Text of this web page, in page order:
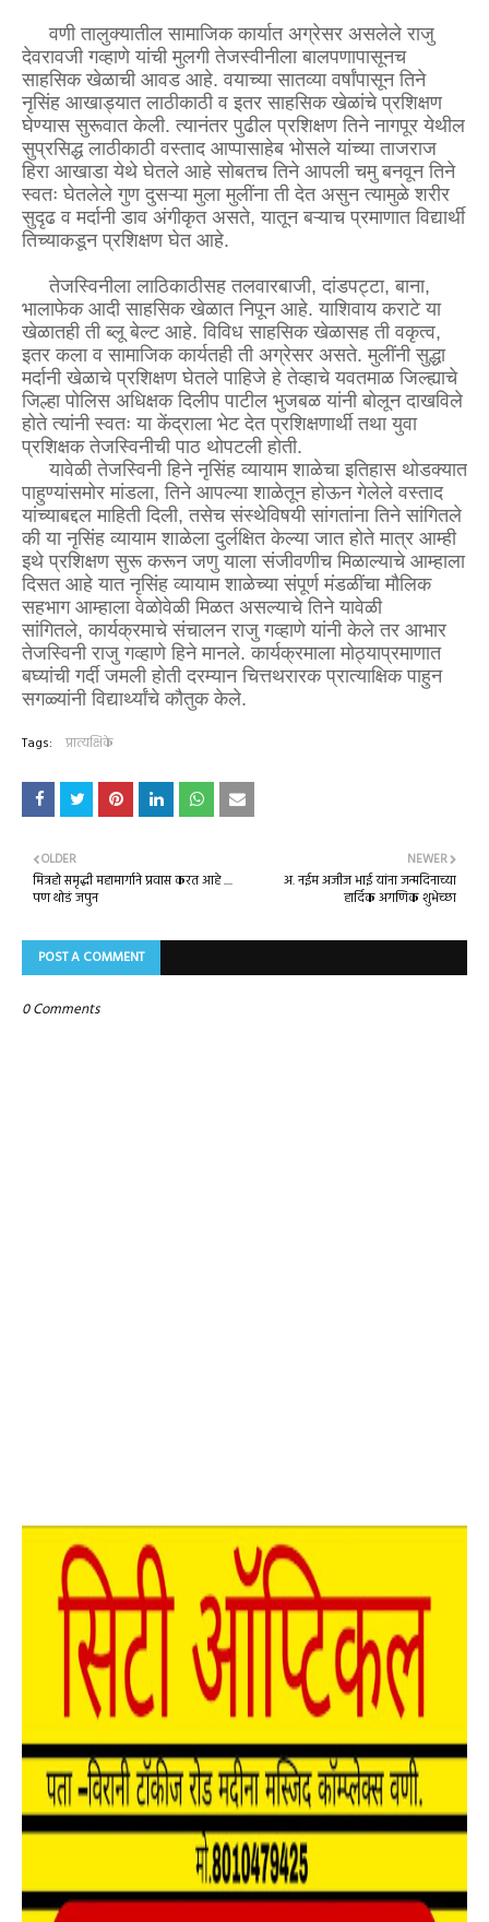
वणी तालुक्यातील सामाजिक कार्यात अग्रेसर असलेले राजु
देवरावजी गव्हाणे यांची मुलगी तेजस्वीनीला बालपणापासूनच
साहसिक खेळाची आवड आहे. वयाच्या सातव्या वर्षांपासून तिने
नृसिंह आखाड्यात लाठीकाठी व इतर साहसिक खेळांचे प्रशिक्षण
घेण्यास सुरूवात केली. त्यानंतर पुढील प्रशिक्षण तिने नागपूर येथील
सुप्रसिद्ध लाठीकाठी वस्ताद आप्पासाहेब भोसले यांच्या ताजराज
हिरा आखाडा येथे घेतले आहे सोबतच तिने आपली चमु बनवून तिने
स्वतः घेतलेले गुण दुसऱ्या मुला मुलींना ती देत असुन त्यामुळे शरीर
सुदृढ व मर्दानी डाव अंगीकृत असते, यातून बऱ्याच प्रमाणात विद्यार्थी
तिच्याकडून प्रशिक्षण घेत आहे.
तेजस्विनीला लाठिकाठीसह तलवारबाजी, दांडपट्टा, बाना,
भालाफेक आदी साहसिक खेळात निपून आहे. याशिवाय कराटे या
खेळातही ती ब्लू बेल्ट आहे. विविध साहसिक खेळासह ती वकृत्व,
इतर कला व सामाजिक कार्यतही ती अग्रेसर असते. मुलींनी सुद्धा
मर्दानी खेळाचे प्रशिक्षण घेतले पाहिजे हे तेव्हाचे यवतमाळ जिल्ह्याचे
जिल्हा पोलिस अधिक्षक दिलीप पाटील भुजबळ यांनी बोलून दाखविले
होते त्यांनी स्वतः या केंद्राला भेट देत प्रशिक्षणार्थी तथा युवा
प्रशिक्षक तेजस्विनीची पाठ थोपटली होती.
यावेळी तेजस्विनी हिने नृसिंह व्यायाम शाळेचा इतिहास थोडक्यात
पाहुण्यांसमोर मांडला, तिने आपल्या शाळेतून होऊन गेलेले वस्ताद
यांच्याबद्दल माहिती दिली, तसेच संस्थेविषयी सांगतांना तिने सांगितले
की या नृसिंह व्यायाम शाळेला दुर्लक्षित केल्या जात होते मात्र आम्ही
इथे प्रशिक्षण सुरू करून जणु याला संजीवणीच मिळाल्याचे आम्हाला
दिसत आहे यात नृसिंह व्यायाम शाळेच्या संपूर्ण मंडळींचा मौलिक
सहभाग आम्हाला वेळोवेळी मिळत असल्याचे तिने यावेळी
सांगितले, कार्यक्रमाचे संचालन राजु गव्हाणे यांनी केले तर आभार
तेजस्विनी राजु गव्हाणे हिने मानले. कार्यक्रमाला मोठ्याप्रमाणात
बघ्यांची गर्दी जमली होती दरम्यान चित्तथरारक प्रात्याक्षिक पाहुन
सगळ्यांनी विद्यार्थ्यांचे कौतुक केले.
Tags: प्रात्यक्षिके
NEWER
अ. नईम अजीज भाई यांना जन्मदिनाच्या
हार्दिक अगणिक शुभेच्छा
OLDER
मित्रहो समृद्धी महामार्गाने प्रवास करत आहे ....
पण थोडं जपुन
POST A COMMENT
0 Comments